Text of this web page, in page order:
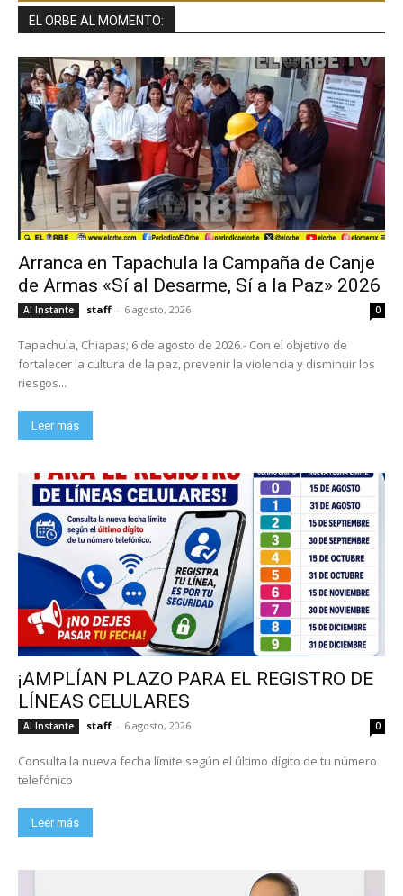
EL ORBE AL MOMENTO:
Arranca en Tapachula la Campaña de Canje
de Armas «Sí al Desarme, Sí a la Paz» 2026
Al Instante staff - 6 agosto, 2026 0
Tapachula, Chiapas; 6 de agosto de 2026.- Con el objetivo de
fortalecer la cultura de la paz, prevenir la violencia y disminuir los
riesgos...
Leer más
¡AMPLÍAN PLAZO PARA EL REGISTRO DE
LÍNEAS CELULARES
Al Instante staff - 6 agosto, 2026 0
Consulta la nueva fecha límite según el último dígito de tu número
telefónico
Leer más